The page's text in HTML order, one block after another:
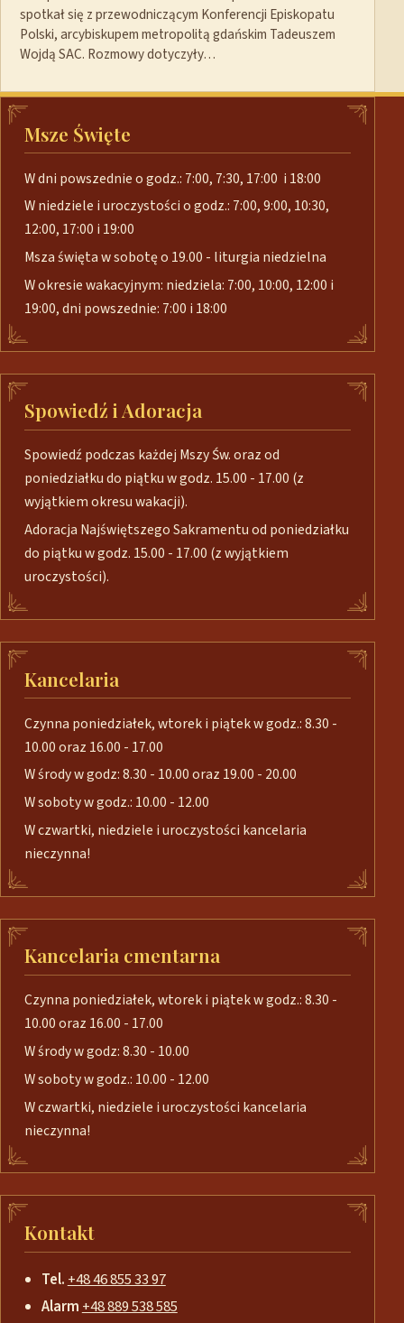
spotkał się z przewodniczącym Konferencji Episkopatu
Polski, arcybiskupem metropolitą gdańskim Tadeuszem
Wojdą SAC. Rozmowy dotyczyły…
Msze Święte
W dni powszednie o godz.: 7:00, 7:30, 17:00 i 18:00
W niedziele i uroczystości o godz.: 7:00, 9:00, 10:30,
12:00, 17:00 i 19:00
Msza święta w sobotę o 19.00 - liturgia niedzielna
W okresie wakacyjnym: niedziela: 7:00, 10:00, 12:00 i
19:00, dni powszednie: 7:00 i 18:00
Spowiedź i Adoracja
Spowiedź podczas każdej Mszy Św. oraz od
poniedziałku do piątku w godz. 15.00 - 17.00 (z
wyjątkiem okresu wakacji).
Adoracja Najświętszego Sakramentu od poniedziałku
do piątku w godz. 15.00 - 17.00 (z wyjątkiem
uroczystości).
Kancelaria
Czynna poniedziałek, wtorek i piątek w godz.: 8.30 -
10.00 oraz 16.00 - 17.00
W środy w godz: 8.30 - 10.00 oraz 19.00 - 20.00
W soboty w godz.: 10.00 - 12.00
W czwartki, niedziele i uroczystości kancelaria
nieczynna!
Kancelaria cmentarna
Czynna poniedziałek, wtorek i piątek w godz.: 8.30 -
10.00 oraz 16.00 - 17.00
W środy w godz: 8.30 - 10.00
W soboty w godz.: 10.00 - 12.00
W czwartki, niedziele i uroczystości kancelaria
nieczynna!
Kontakt
Tel. +48 46 855 33 97
Alarm+48 889 538 585